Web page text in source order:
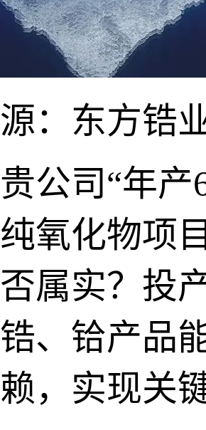
：东方锆
公司“年
氧化物项
属实？投
、铪产品
，实现关